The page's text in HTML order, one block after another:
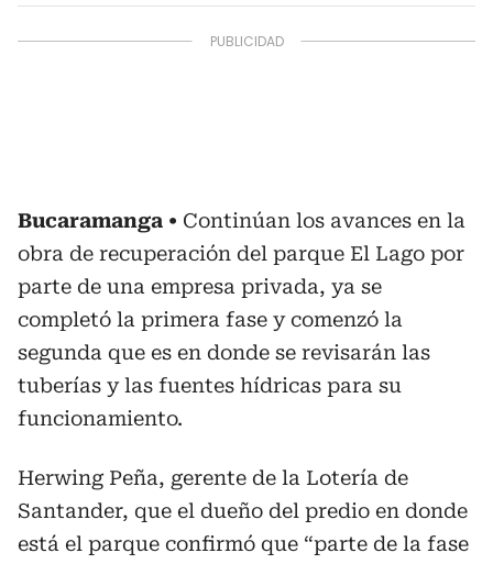
Bucaramanga
Continúan los avances en la
obra de recuperación del parque El Lago por
parte de una empresa privada, ya se
completó la primera fase y comenzó la
segunda que es en donde se revisarán las
tuberías y las fuentes hídricas para su
funcionamiento.
Herwing Peña, gerente de la Lotería de
Santander, que el dueño del predio en donde
está el parque confirmó que “parte de la fase